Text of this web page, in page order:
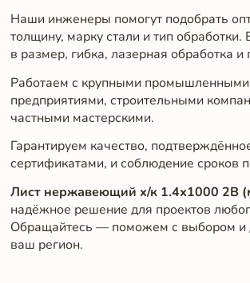
Наши инженеры помогут подобрать
толщину, марку стали и тип
в размер, гибка, лазерная обработка и
Работаем с крупными промышленными
предприятиями, строительными
частными мастерскими.
Гарантируем качество,
сертификатами, и соблюдение сроков
Лист нержавеющий х/к 1.4х1000 2B
надёжное решение для проектов
Обращайтесь — поможем с выбором и
ваш регион.